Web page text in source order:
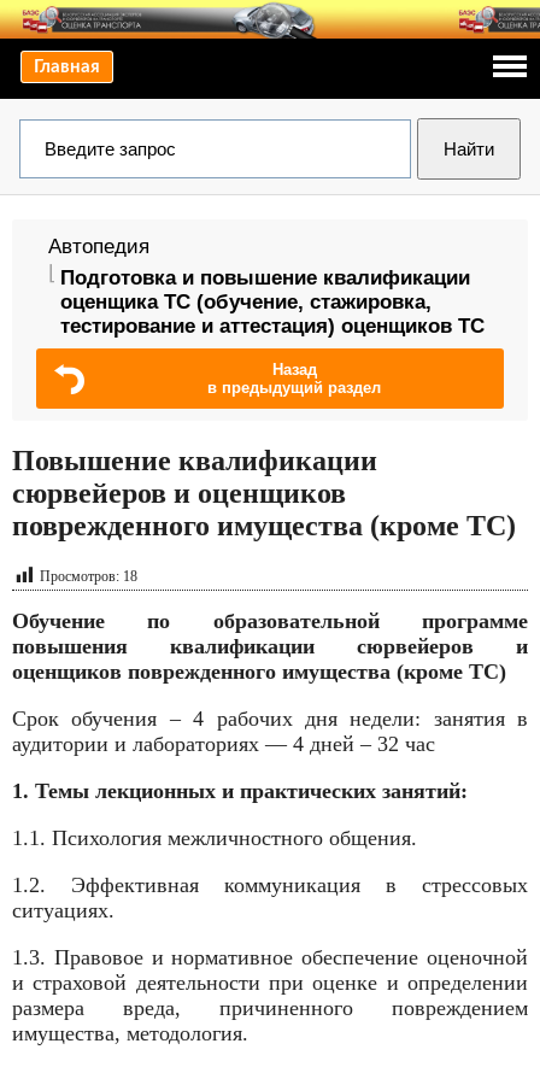
Главная
Автопедия
Подготовка и повышение квалификации
оценщика ТС (обучение, стажировка,
тестирование и аттестация) оценщиков ТС
Назад
в предыдущий раздел
Повышение квалификации
сюрвейеров и оценщиков
поврежденного имущества (кроме ТС)
Просмотров: 18
Обучение по образовательной программе
повышения квалификации сюрвейеров и
оценщиков поврежденного имущества (кроме ТС)
Срок обучения – 4 рабочих дня недели: занятия в
аудитории и лабораториях — 4 дней – 32 час
1. Темы лекционных и практических занятий:
1.1. Психология межличностного общения.
1.2. Эффективная коммуникация в стрессовых
ситуациях.
1.3. Правовое и нормативное обеспечение оценочной
и страховой деятельности при оценке и определении
размера вреда, причиненного повреждением
имущества, методология.